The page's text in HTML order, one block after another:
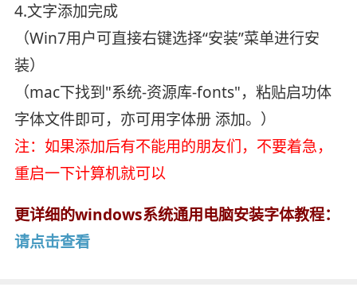
4.文字添加完成
（Win7用户可直接右键选择“安装”菜单进行安
装）
（mac下找到"系统-资源库-fonts"，粘贴启功体
字体文件即可，亦可用字体册 添加。）
注：如果添加后有不能用的朋友们，不要着急，
重启一下计算机就可以
更详细的windows系统通用电脑安装字体教程：
请点击查看